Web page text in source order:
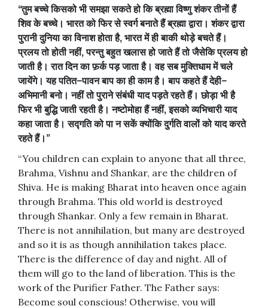
“तुम बच्चे किसको भी समझा सकते हो कि ब्रह्मा विष्णु शंकर तीनों हैं
शिव के बच्चे। भारत को फिर से स्वर्ग बनाते हैं ब्रह्मा द्वारा। शंकर द्वारा
पुरानी दुनिया का विनाश होता है, भारत में ही बाकी थोड़े बचते हैं।
प्रलय तो होती नहीं,परन्तु बहुत खलास हो जाते हैं तो जैसेकि प्रलय हो
जाती है। रात दिन का फ़र्क पड़ जाता है। वह सब मुक्तिधाम में चले
जायेंगे। यह पतित–पावन बाप का ही काम है। बाप कहते हैं देही–
अभिमानी बनो। नहीं तो पुराने संबंधी याद पड़ते रहते हैं। छोड़ा भी है
फिर भी बुद्धि जाती रहती है। नष्टोमोहा हैं नहीं,इसको व्यभिचारी याद
कहा जाता है। सद्गति को पा न सकें क्योंकि दुर्गति वालों को याद करते
रहते हैं। ”
“You children can explain to anyone that all three,
Brahma, Vishnu and Shankar, are the children of
Shiva. He is making Bharat into heaven once again
through Brahma. This old world is destroyed
through Shankar. Only a few remain in Bharat.
There is not annihilation, but many are destroyed
and so it is as though annihilation takes place.
There is the difference of day and night. All of
them will go to the land of liberation. This is the
work of the Purifier Father. The Father says:
Become soul conscious! Otherwise, you will